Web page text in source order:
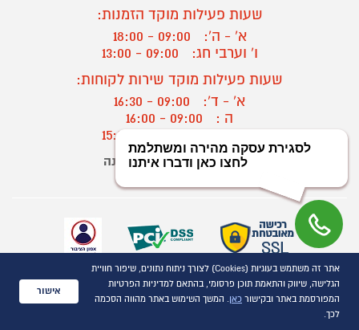
שעות פעילות מוקד הזמנות:
א' - ה':
09:00 - 18:00
ו' וערבי חג:
09:00 - 13:00
שעות פעילות מוקד שירות לקוחות:
א' - ד':
09:00 - 16:30
ה :
09:00 - 16:00
? יצירת קשר/ביטול הזמנה
כל הזכויות שמורות P1000© 2021
התמונות להמחשה בלבד
אתר זה משתמש בעוגיות (Cookies) לצורך ניתוח נתונים, שיפור חוויית
הגלישה, שיווק והתאמת תוכן פרסומי, בהתאם למדיניות הפרטיות
המפורסמת באתר ובקישור כאן. המשך השימוש באתר מהווה הסכמה
לכך.
אישור